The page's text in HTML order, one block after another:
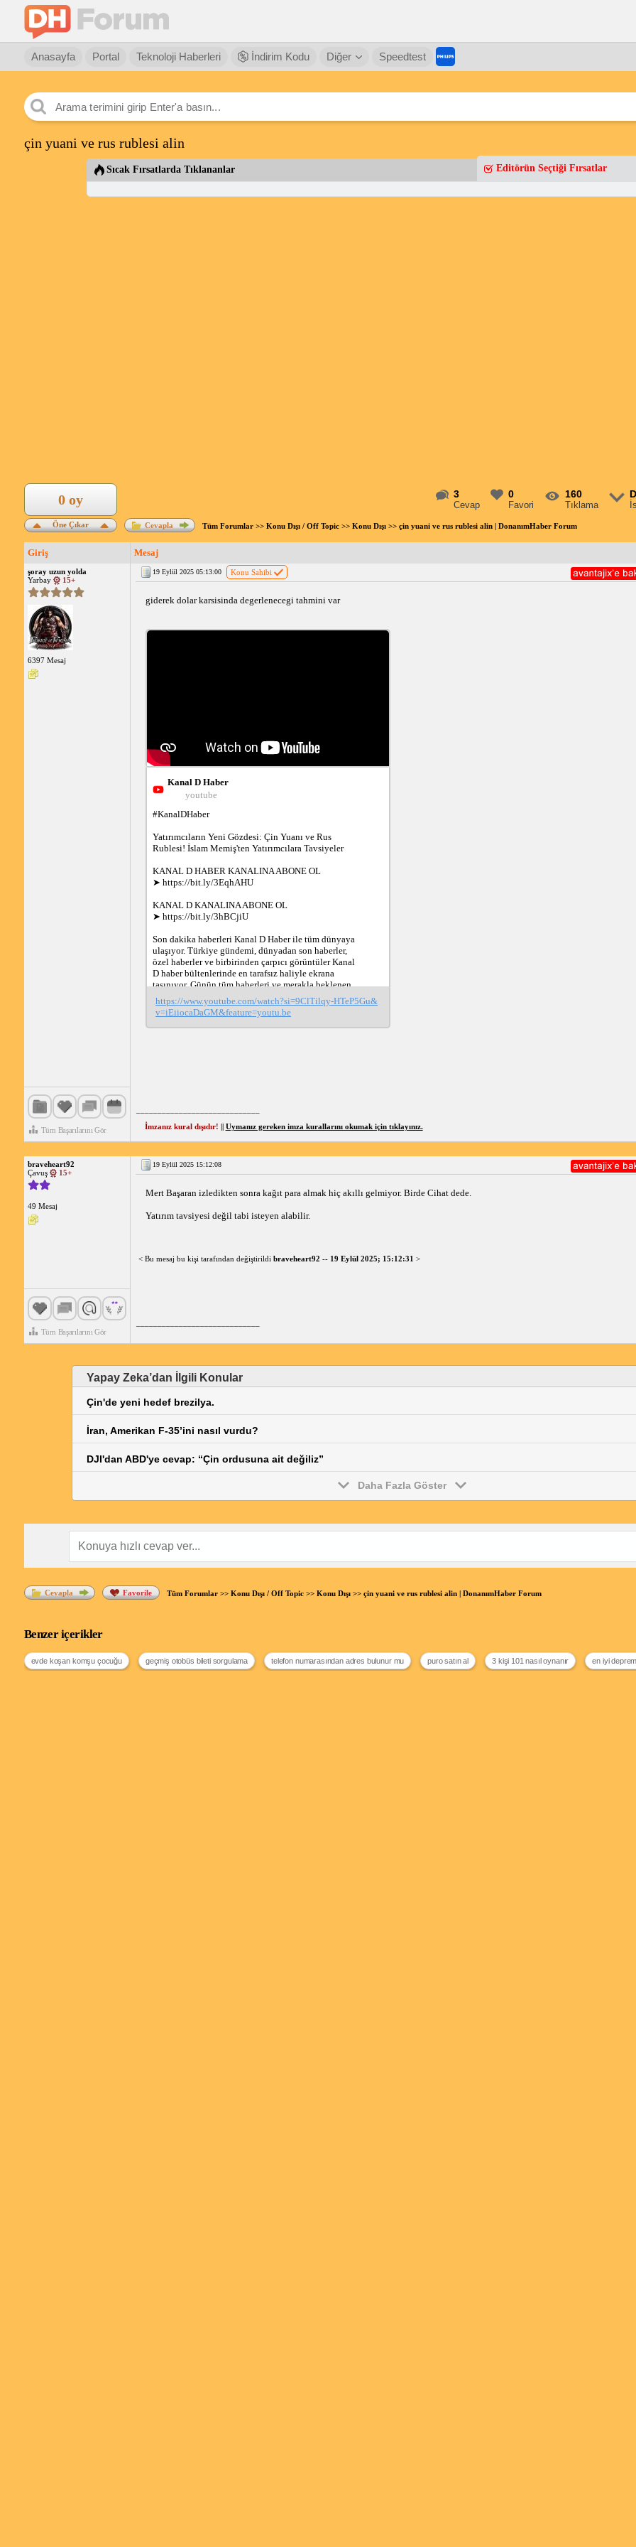
Anasayfa Portal Teknoloji Haberleri İndirim Kodu Diğer Speedtest
çin yuani ve rus rublesi alin
Sıcak Fırsatlarda Tıklananlar Editörün Seçtiği Fırsatlar
3
Cevap
0
Favori
160
Tıklama
Öne Çıkar
0 oy
Cevapla Tüm Forumlar>> Konu Dışı / Off Topic>> Konu Dışı>> çin yuani ve rus rublesi alin | DonanımHaber Forum
Giriş Mesaj
şoray uzun yolda
Yarbay
15+
6397 Mesaj
Tüm Başarılarını Gör
19 Eylül 2025 05:13:00 Konu Sahibi
giderek dolar karsisinda degerlenecegi tahmini var
Kanal D Haber
youtube
#KanalDHaber
Yatırımcıların Yeni Gözdesi: Çin Yuanı ve Rus
Rublesi! İslam Memiş'ten Yatırımcılara Tavsiyeler
KANAL D HABER KANALINA ABONE OL
➤ https://bit.ly/3EqhAHU
KANAL D KANALINA ABONE OL
➤ https://bit.ly/3hBCjiU
Son dakika haberleri Kanal D Haber ile tüm dünyaya
ulaşıyor. Türkiye gündemi, dünyadan son haberler,
özel haberler ve birbirinden çarpıcı görüntüler Kanal
D haber bültenlerinde en tarafsız haliyle ekrana
taşınıyor. Günün tüm haberleri ve merakla beklenen
gelişmeler Kanal D Haber YouTube kanalında
izleyicisiyle buluşuyor. En doğru, hızlı ve tarafsız
haberler için Kanal D Haber YouTube kanalına
abone olmayı unutmayın!
#kanaldhaber #kanaldanahaber #haber #canlıyayın
#sondakikahaberleri
https://www.youtube.com/watch?si=9ClTilqy-HTeP5Gu&
v=iEiiocaDaGM&feature=youtu.be
İmzanız kural dışıdır! || Uymanız gereken imza kurallarını okumak için tıklayınız.
braveheart92
Çavuş
15+
49 Mesaj
Tüm Başarılarını Gör
19 Eylül 2025 15:12:08
Mert Başaran izledikten sonra kağıt para almak hiç akıllı gelmiyor. Birde Cihat dede.
Yatırım tavsiyesi değil tabi isteyen alabilir.
< Bu mesaj bu kişi tarafından değiştirildi braveheart92 -- 19 Eylül 2025; 15:12:31 >
Yapay Zeka’dan İlgili Konular
Çin'de yeni hedef brezilya.
İran, Amerikan F-35’ini nasıl vurdu?
DJI'dan ABD'ye cevap: “Çin ordusuna ait değiliz”
Daha Fazla Göster
Cevapla Favorile Tüm Forumlar>> Konu Dışı / Off Topic>> Konu Dışı>> çin yuani ve rus rublesi alin | DonanımHaber Forum
Benzer içerikler
evde koşan komşu çocuğu geçmiş otobüs bileti sorgulama telefon numarasından adres bulunur mu puro satın al 3 kişi 101 nasıl oynanır en iyi